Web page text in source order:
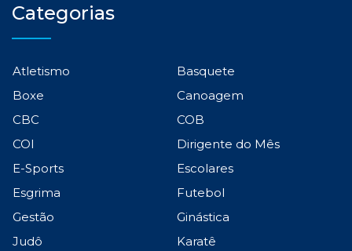
Categorias
Atletismo
Basquete
Boxe
Canoagem
CBC
COB
COI
Dirigente do Mês
E-Sports
Escolares
Esgrima
Futebol
Gestão
Ginástica
Judô
Karatê